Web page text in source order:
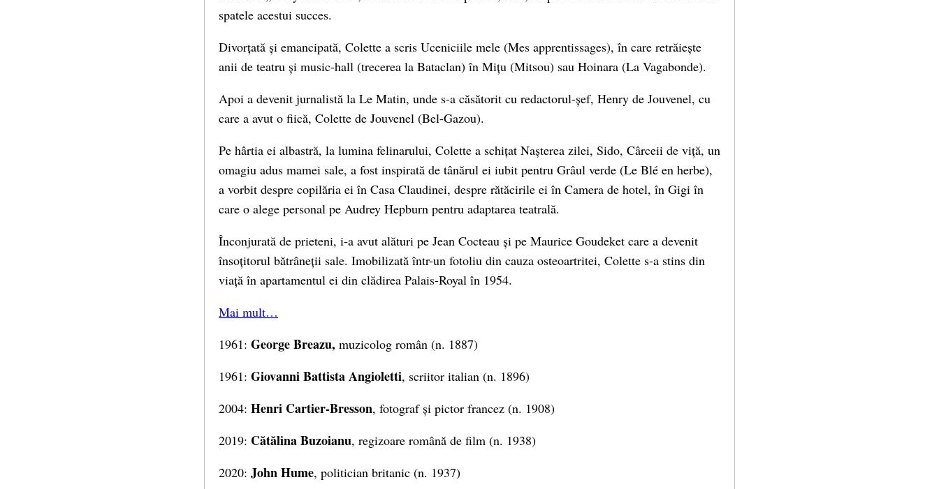
spatele acestui succes.
Divorțată și emancipată, Colette a scris Uceniciile mele (Mes apprentissages), în care retrăiește
anii de teatru și music-hall (trecerea la Bataclan) în Mițu (Mitsou) sau Hoinara (La Vagabonde).
Apoi a devenit jurnalistă la Le Matin, unde s-a căsătorit cu redactorul-șef, Henry de Jouvenel, cu
care a avut o fiică, Colette de Jouvenel (Bel-Gazou).
Pe hârtia ei albastră, la lumina felinarului, Colette a schițat Nașterea zilei, Sido, Cârceii de viță, un
omagiu adus mamei sale, a fost inspirată de tânărul ei iubit pentru Grâul verde (Le Blé en herbe),
a vorbit despre copilăria ei în Casa Claudinei, despre rătăcirile ei în Camera de hotel, în Gigi în
care o alege personal pe Audrey Hepburn pentru adaptarea teatrală.
Înconjurată de prieteni, i-a avut alături pe Jean Cocteau și pe Maurice Goudeket care a devenit
însoțitorul bătrâneții sale. Imobilizată într-un fotoliu din cauza osteoartritei, Colette s-a stins din
viață în apartamentul ei din clădirea Palais-Royal în 1954.
Mai mult…
1961: George Breazu, muzicolog român (n. 1887)
1961: Giovanni Battista Angioletti, scriitor italian (n. 1896)
2004: Henri Cartier-Bresson, fotograf și pictor francez (n. 1908)
2019: Cătălina Buzoianu, regizoare română de film (n. 1938)
2020: John Hume, politician britanic (n. 1937)